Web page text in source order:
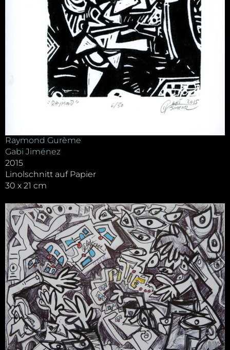
Raymond Gurème
Gabi Jiménez
2015
Linolschnitt auf Papier
30 x 21 cm